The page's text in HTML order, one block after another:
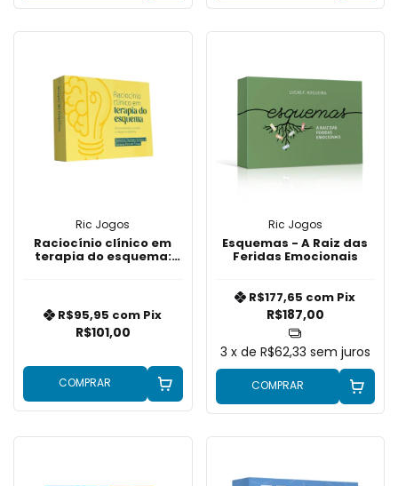
Ric Jogos
Raciocínio clínico em
terapia do esquema:
R$101,00
R$95,95 com Pix
COMPRAR
Ric Jogos
Esquemas - A Raiz das
Feridas Emocionais
R$187,00
R$177,65 com Pix
3 x de R$62,33 sem juros
COMPRAR